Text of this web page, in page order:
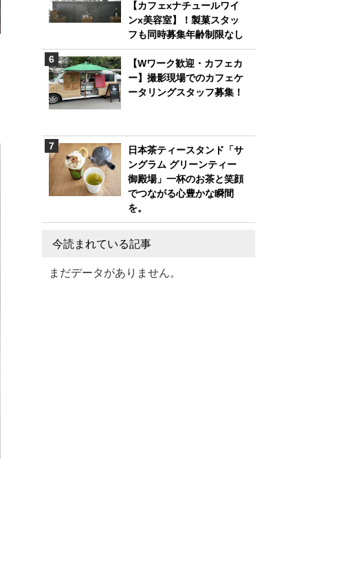
【カフェxナチュールワイ
ンx美容室】！製菓スタッ
フも同時募集年齢制限なし
【Wワーク歓迎・カフェカ
ー】撮影現場でのカフェケ
ータリングスタッフ募集！
日本茶ティースタンド「サ
ングラム グリーンティー
御殿場」一杯のお茶と笑顔
でつながる心豊かな瞬間
を。
今読まれている記事
まだデータがありません。